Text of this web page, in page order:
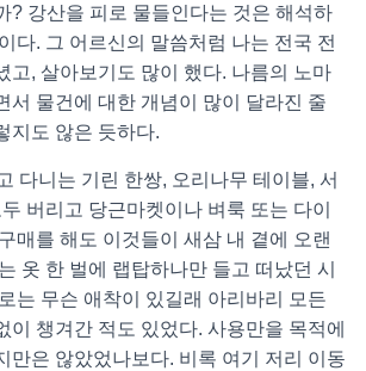
? 강산을 피로 물들인다는 것은 해석하
다. 그 어르신의 말씀처럼 나는 전국 전
고, 살아보기도 많이 했다. 나름의 노마
서 물건에 대한 개념이 많이 달라진 줄
지도 않은 듯하다.
다니는 기린 한쌍, 오리나무 테이블, 서
버리고 당근마켓이나 벼룩 또는 다이
매를 해도 이것들이 새삼 내 곁에 오랜
옷 한 벌에 랩탑하나만 들고 떠났던 시
는 무슨 애착이 있길래 아리바리 모든
이 챙겨간 적도 있었다. 사용만을 목적에
만은 않았었나보다. 비록 여기 저리 이동